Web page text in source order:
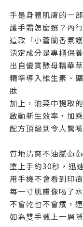
手是身體肌膚的一
護手霜怎麼選？內
這款「小蒼蘭香氛
決定成分是專櫃保
出自優質酵母精華
精準導入維生素、
肽
加上，油菜中提取
啟動新生效率，加
配方頂級到令人驚
質地清爽不油膩👍👍
塗上手約30秒，迅
用手機不會看到印
每一寸肌膚像喝了
不會乾也不會癢，
如為雙手戴上一層